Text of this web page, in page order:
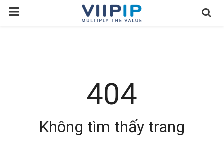
Tầm nhìn
404
Không tìm thấy trang